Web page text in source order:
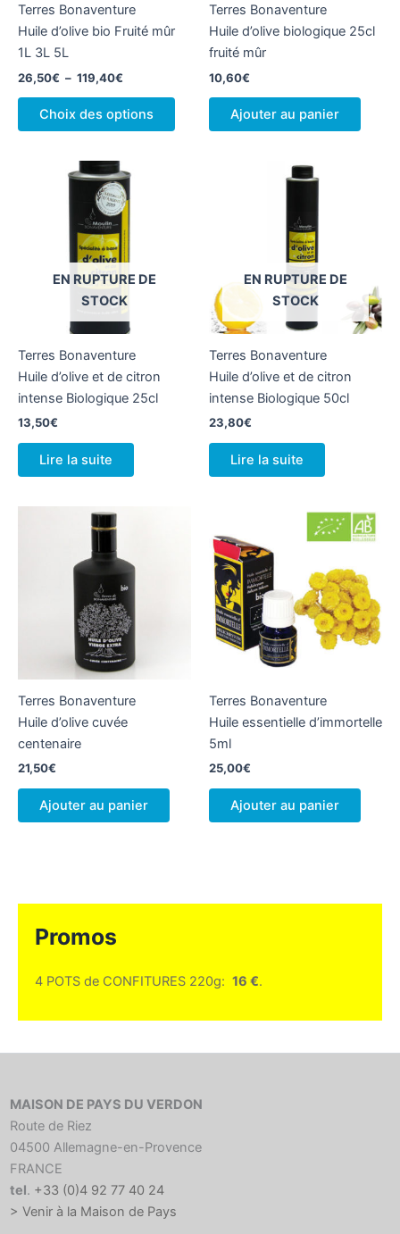
Terres Bonaventure
Huile d’olive bio Fruité mûr
1L 3L 5L
26,50€ – 119,40€
prix :
26,50€
Choix des options
Ce
choisies
produit
Terres Bonaventure
Huile d’olive biologique 25cl
fruité mûr
10,60€
Ajouter au panier
EN RUPTURE DE
STOCK
Terres Bonaventure
Huile d’olive et de citron
intense Biologique 25cl
13,50€
Lire la suite
EN RUPTURE DE
STOCK
Terres Bonaventure
Huile d’olive et de citron
intense Biologique 50cl
23,80€
Lire la suite
Terres Bonaventure
Huile d’olive cuvée
centenaire
21,50€
Ajouter au panier
Terres Bonaventure
Huile essentielle d’immortelle
5ml
25,00€
Ajouter au panier
Promos
4 POTS de CONFITURES 220g: 16 €.
MAISON DE PAYS DU VERDON
Route de Riez
04500 Allemagne-en-Provence
FRANCE
tel. +33 (0)4 92 77 40 24
> Venir à la Maison de Pays